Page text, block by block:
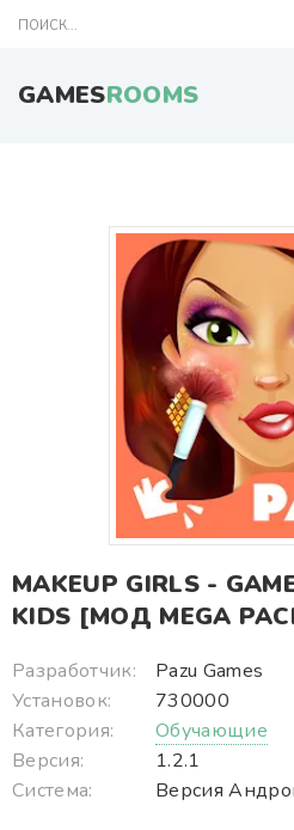
GAMESROOMS
MAKEUP GIRLS -
KIDS [МОД MEGA
Разработчик:
Pazu Games
Установок:
730000
Категория:
Обучающие
Версия:
1.2.1
Система:
Версия